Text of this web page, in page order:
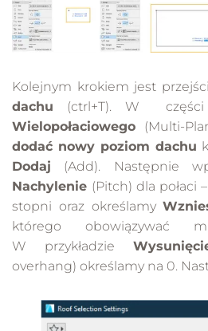
Kolejnym krokiem jest
dachu (ctrl+T). W
Wielopołaciowego (Multi-
dodać nowy poziom dachu
Dodaj (Add). Następnie
Nachylenie (Pitch) dla połaci
stopni oraz określamy
którego obowiązywać
W przykładzie
overhang) określamy na 0.